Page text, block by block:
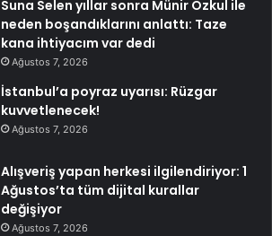
Suna Selen yıllar sonra Münir Özkul ile
neden boşandıklarını anlattı: Taze
kana ihtiyacım var dedi
Ağustos 7, 2026
İstanbul’a poyraz uyarısı: Rüzgar
kuvvetlenecek!
Ağustos 7, 2026
Alışveriş yapan herkesi ilgilendiriyor: 1
Ağustos’ta tüm dijital kurallar
değişiyor
Ağustos 7, 2026